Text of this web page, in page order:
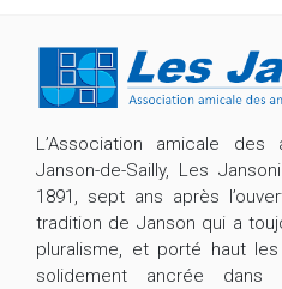
L’Association amicale
Janson-de-Sailly, Les
1891, sept ans après
tradition de Janson qui a
pluralisme, et porté haut
solidement ancrée